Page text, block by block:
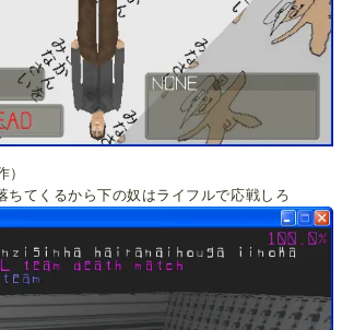
）
てくるから下の奴はライフルで応戦しろ